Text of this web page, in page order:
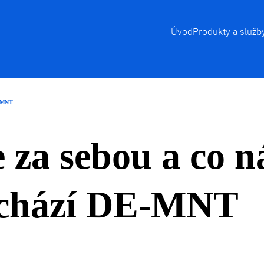
ÚvodProdukty a
sebou a co
DE-MNT